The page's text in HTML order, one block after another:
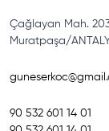
Çağlayan Mah.
Muratpaşa/
90 532 601 14 01